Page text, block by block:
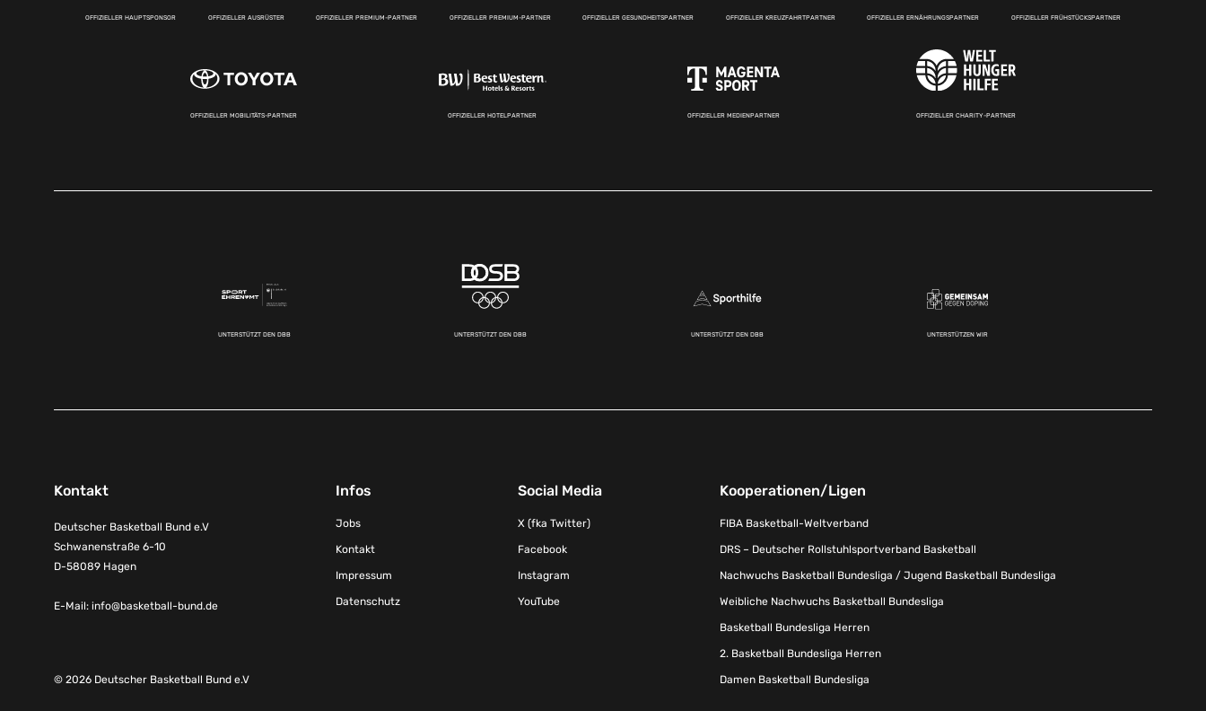
OFFIZIELLER HAUPTSPONSOR OFFIZIELLER AUSRÜSTER OFFIZIELLER PREMIUM-PARTNER OFFIZIELLER PREMIUM-PARTNER OFFIZIELLER GESUNDHEITSPARTNER OFFIZIELLER KREUZFAHRTPARTNER OFFIZIELLER ERNÄHRUNGSPARTNER OFFIZIELLER FRÜHSTÜCKSPARTNER
OFFIZIELLER MOBILITÄTS-PARTNER OFFIZIELLER HOTELPARTNER OFFIZIELLER MEDIENPARTNER OFFIZIELLER CHARITY-PARTNER
UNTERSTÜTZT DEN DBB UNTERSTÜTZT DEN DBB UNTERSTÜTZT DEN DBB UNTERSTÜTZEN WIR
Kontakt
Deutscher Basketball Bund e.V
Schwanenstraße 6-10
D-58089 Hagen
E-Mail: info@basketball-bund.de
Infos
Jobs
Kontakt
Impressum
Datenschutz
Social Media
X (fka Twitter)
Facebook
Instagram
YouTube
Kooperationen/Ligen
FIBA Basketball-Weltverband
DRS – Deutscher Rollstuhlsportverband Basketball
Nachwuchs Basketball Bundesliga / Jugend Basketball Bundesliga
Weibliche Nachwuchs Basketball Bundesliga
Basketball Bundesliga Herren
2. Basketball Bundesliga Herren
Damen Basketball Bundesliga
© 2026 Deutscher Basketball Bund e.V